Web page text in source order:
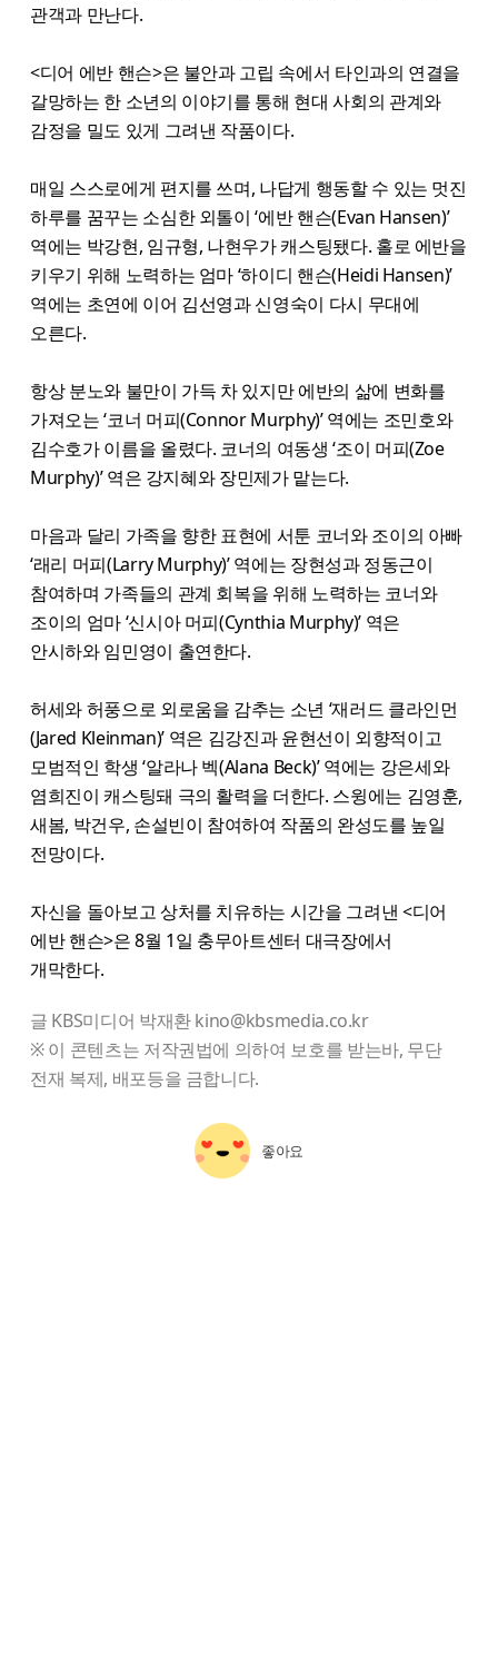
관객과 만난다.
<디어 에반 핸슨>은 불안과 고립 속에서 타인과의 연결을
갈망하는 한 소년의 이야기를 통해 현대 사회의 관계와
감정을 밀도 있게 그려낸 작품이다.
매일 스스로에게 편지를 쓰며, 나답게 행동할 수 있는 멋진
하루를 꿈꾸는 소심한 외톨이 ‘에반 핸슨(Evan Hansen)’
역에는 박강현, 임규형, 나현우가 캐스팅됐다. 홀로 에반을
키우기 위해 노력하는 엄마 ‘하이디 핸슨(Heidi Hansen)’
역에는 초연에 이어 김선영과 신영숙이 다시 무대에
오른다.
항상 분노와 불만이 가득 차 있지만 에반의 삶에 변화를
가져오는 ‘코너 머피(Connor Murphy)’ 역에는 조민호와
김수호가 이름을 올렸다. 코너의 여동생 ‘조이 머피(Zoe
Murphy)’ 역은 강지혜와 장민제가 맡는다.
마음과 달리 가족을 향한 표현에 서툰 코너와 조이의 아빠
‘래리 머피(Larry Murphy)’ 역에는 장현성과 정동근이
참여하며 가족들의 관계 회복을 위해 노력하는 코너와
조이의 엄마 ‘신시아 머피(Cynthia Murphy)’ 역은
안시하와 임민영이 출연한다.
허세와 허풍으로 외로움을 감추는 소년 ‘재러드 클라인먼
(Jared Kleinman)’ 역은 김강진과 윤현선이 외향적이고
모범적인 학생 ‘알라나 벡(Alana Beck)’ 역에는 강은세와
염희진이 캐스팅돼 극의 활력을 더한다. 스윙에는 김영훈,
새봄, 박건우, 손설빈이 참여하여 작품의 완성도를 높일
전망이다.
자신을 돌아보고 상처를 치유하는 시간을 그려낸 <디어
에반 핸슨>은 8월 1일 충무아트센터 대극장에서
개막한다.
글 KBS미디어 박재환 kino@kbsmedia.co.kr
※ 이 콘텐츠는 저작권법에 의하여 보호를 받는바, 무단
전재 복제, 배포등을 금합니다.
좋아요